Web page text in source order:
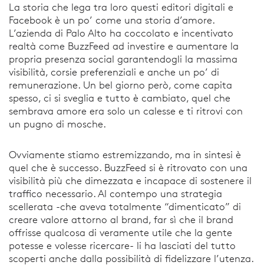
La storia che lega tra loro questi editori digitali e
Facebook è un po’ come una storia d’amore.
L’azienda di Palo Alto ha coccolato e incentivato
realtà come BuzzFeed ad investire e aumentare la
propria presenza social garantendogli la massima
visibilità, corsie preferenziali e anche un po’ di
remunerazione. Un bel giorno però, come capita
spesso, ci si sveglia e tutto è cambiato, quel che
sembrava amore era solo un calesse e ti ritrovi con
un pugno di mosche.
Ovviamente stiamo estremizzando, ma in sintesi è
quel che è successo. BuzzFeed si è ritrovato con una
visibilità più che dimezzata e incapace di sostenere il
traffico necessario. Al contempo una strategia
scellerata -che aveva totalmente “dimenticato” di
creare valore attorno al brand, far sì che il brand
offrisse qualcosa di veramente utile che la gente
potesse e volesse ricercare- li ha lasciati del tutto
scoperti anche dalla possibilità di fidelizzare l’utenza.